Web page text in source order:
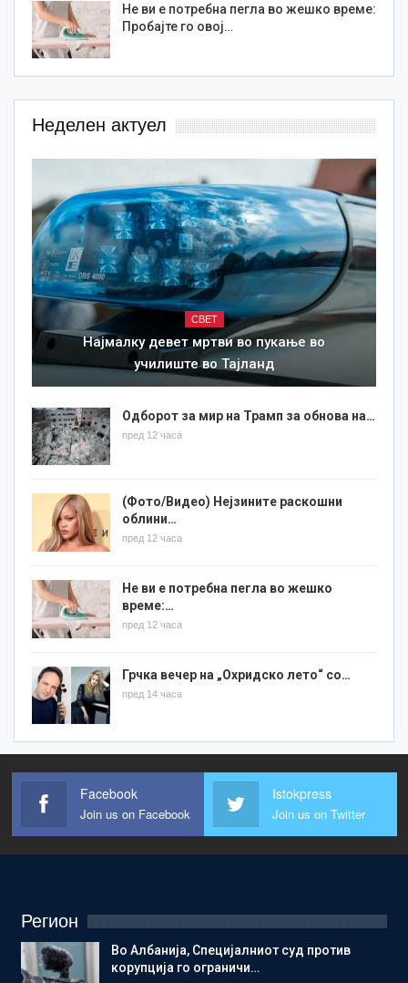
Не ви е потребна пегла во жешко време:
Пробајте го овој…
Неделен актуел
СВЕТ
Најмалку девет мртви во пукање во
училиште во Тајланд
Одборот за мир на Трамп за обнова на…
пред 12 часа
(Фото/Видео) Нејзините раскошни
облини…
пред 12 часа
Не ви е потребна пегла во жешко
време:…
пред 12 часа
Грчка вечер на „Охридско лето“ со…
пред 14 часа
Facebook
Join us on Facebook
Istokpress
Join us on Twitter
Регион
Во Албанија, Специјалниот суд против
корупција го ограничи…